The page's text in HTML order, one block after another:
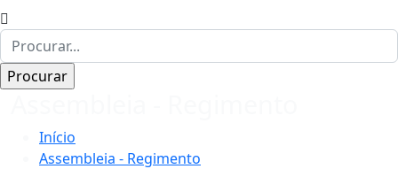
Início
Assembleia - Regimento